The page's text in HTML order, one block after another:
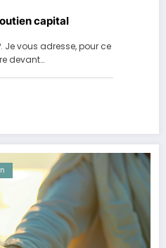
capital
Je vous adresse, pour ce
devant…